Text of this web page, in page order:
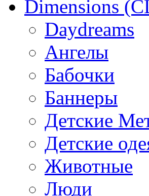
Dimensions
Daydreams
Ангелы
Бабочки
Баннеры
Детские
Детские
Животные
Люди